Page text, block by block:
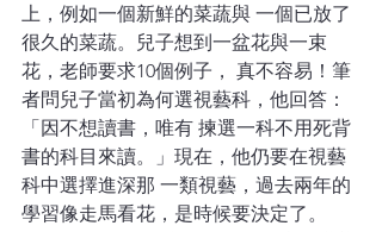
上，例如一個新鮮的菜蔬與 一個已放了
很久的菜蔬。兒子想到一盆花與一束
花，老師要求10個例子， 真不容易！筆
者問兒子當初為何選視藝科，他回答：
「因不想讀書，唯有 揀選一科不用死背
書的科目來讀。」現在，他仍要在視藝
科中選擇進深那 一類視藝，過去兩年的
學習像走馬看花，是時候要決定了。